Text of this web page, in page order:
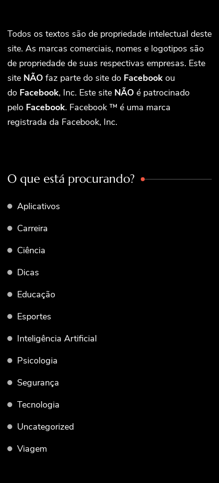
Todos os textos são de propriedade intelectual deste
site. As marcas comerciais, nomes e logotipos são
de propriedade de suas respectivas empresas. Este
site NÃO faz parte do site do Facebook ou
do Facebook, Inc. Este site NÃO é patrocinado
pelo Facebook. Facebook ™ é uma marca
registrada da Facebook, Inc.
O que está procurando?
Aplicativos
Carreira
Ciência
Dicas
Educação
Esportes
Inteligência Artificial
Psicologia
Segurança
Tecnologia
Uncategorized
Viagem